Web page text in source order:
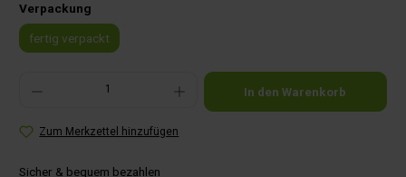
Verpackung
fertig verpackt
Produkt Anzahl: Gib den gewünschten Wert ein oder benutze die Schaltflächen um die
In den Warenkorb
Zum Merkzettel hinzufügen
Sicher & bequem bezahlen